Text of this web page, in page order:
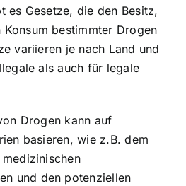
es Gesetze, die den Besitz,
bestimmter Drogen
variieren je nach Land und
als auch für legale
Drogen kann auf
basieren, wie z.B. dem
und den potenziellen